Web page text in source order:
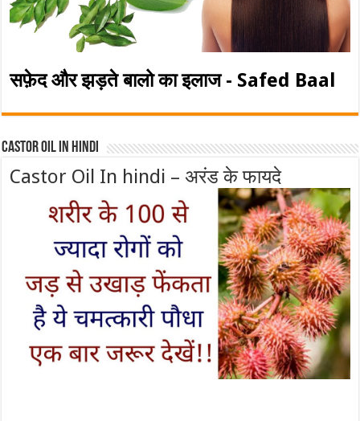
सफ़ेद और झड़ते बालो का इलाज - Safed Baal
Castor Oil In Hindi
Castor Oil In hindi – अरंड के फायदे